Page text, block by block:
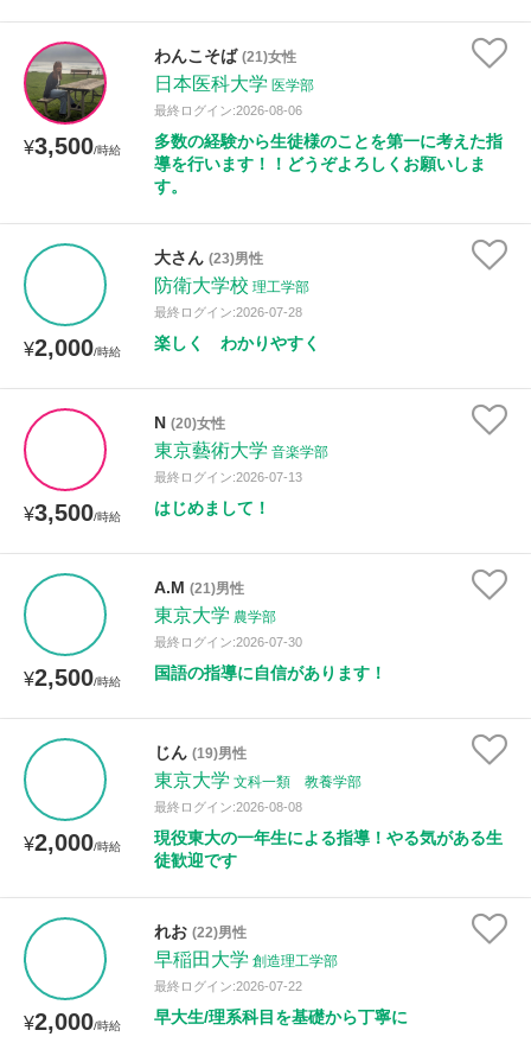
¥3,500/時給
わんこそば (21)女性
日本医科大学 医学部
最終ログイン:2026-08-06
多数の経験から生徒様のことを第一に考えた指
導を行います！！どうぞよろしくお願いしま
す。
¥2,000/時給
大さん (23)男性
防衛大学校 理工学部
最終ログイン:2026-07-28
楽しく わかりやすく
¥3,500/時給
N (20)女性
東京藝術大学 音楽学部
最終ログイン:2026-07-13
はじめまして！
¥2,500/時給
A.M (21)男性
東京大学 農学部
最終ログイン:2026-07-30
国語の指導に自信があります！
¥2,000/時給
じん (19)男性
東京大学 文科一類 教養学部
最終ログイン:2026-08-08
現役東大の一年生による指導！やる気がある生
徒歓迎です
¥2,000/時給
れお (22)男性
早稲田大学 創造理工学部
最終ログイン:2026-07-22
早大生/理系科目を基礎から丁寧に